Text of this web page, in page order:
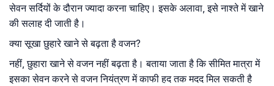
सेवन सर्दियों के दौरान ज्यादा करना चाहिए। इसके अलावा, इसे नाश्ते में खाने
की सलाह दी जाती है।
क्या सूखा छुहारे खाने से बढ़ता है वजन?
नहीं, छुहारा खाने से वजन नहीं बढ़ता है। बताया जाता है कि सीमित मात्रा में
इसका सेवन करने से वजन नियंत्रण में काफी हद तक मदद मिल सकती है